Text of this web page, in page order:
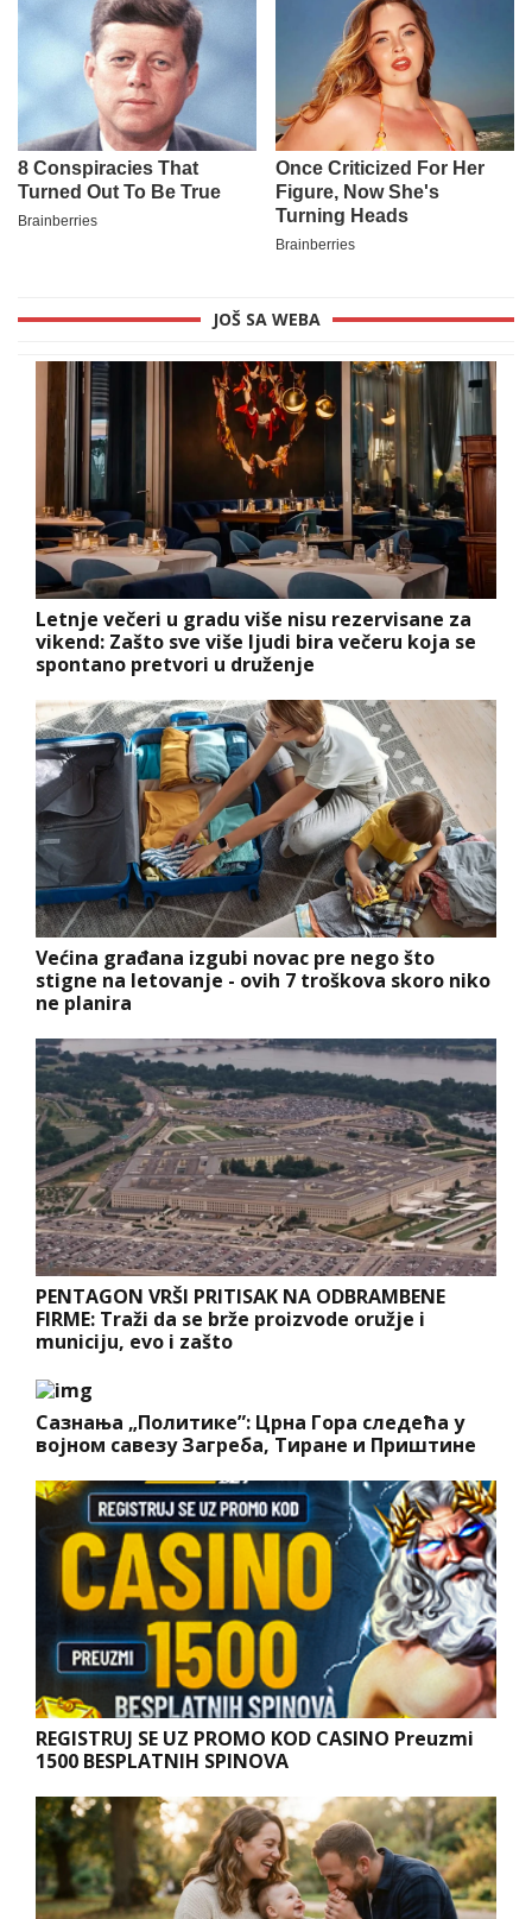
JOŠ SA WEBA
Letnje večeri u gradu više nisu rezervisane za
vikend: Zašto sve više ljudi bira večeru koja se
spontano pretvori u druženje
Većina građana izgubi novac pre nego što
stigne na letovanje - ovih 7 troškova skoro niko
ne planira
PENTAGON VRŠI PRITISAK NA ODBRAMBENE
FIRME: Traži da se brže proizvode oružje i
municiju, evo i zašto
Сазнања „Политике”: Црна Гора следећа у
војном савезу Загреба, Тиране и Приштине
REGISTRUJ SE UZ PROMO KOD CASINO Preuzmi
1500 BESPLATNIH SPINOVA